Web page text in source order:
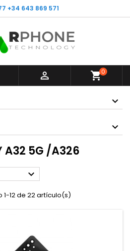
+34 643 869 571
 shopping_cart0
A32 5G /A326

1-12 de 22 artículo(s)